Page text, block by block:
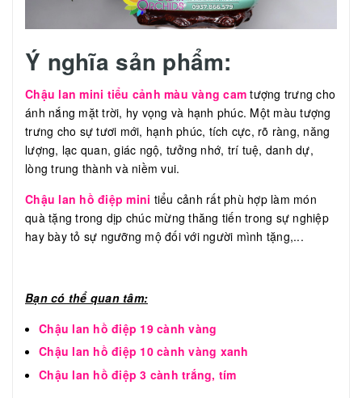
Ý nghĩa sản phẩm:
Chậu lan mini tiểu cảnh màu vàng cam tượng trưng cho
ánh nắng mặt trời, hy vọng và hạnh phúc. Một màu tượng
trưng cho sự tươi mới, hạnh phúc, tích cực, rõ ràng, năng
lượng, lạc quan, giác ngộ, tưởng nhớ, trí tuệ, danh dự,
lòng trung thành và niềm vui.
Chậu lan hồ điệp mini tiểu cảnh rất phù hợp làm món
quà tặng trong dịp chúc mừng thăng tiến trong sự nghiệp
hay bày tỏ sự ngưỡng mộ đối với người mình tặng,...
Bạn có thể quan tâm:
Chậu lan hồ điệp 19 cành vàng
Chậu lan hồ điệp 10 cành vàng xanh
Chậu lan hồ điệp 3 cành trắng, tím